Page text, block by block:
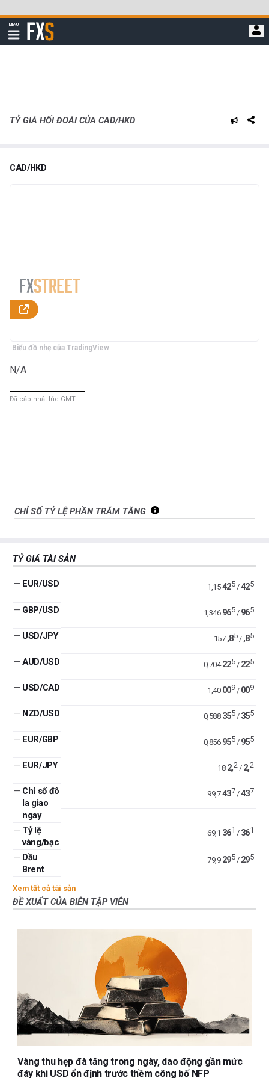
qua
đi
MENU
Hiển
thị
FXStreet
TỶ GIÁ HỐI ĐOÁI CỦA CAD/HKD
CAD/HKD
Biểu đồ nhẹ của TradingView
N/A
Đã cập nhật lúc GMT
CHỈ SỐ TỶ LỆ PHẦN TRĂM TĂNG
TỶ GIÁ TÀI SẢN
— EUR/USD 1,15 425/425
— GBP/USD 1,346 965/ 965
— USD/JPY 157 ,85/ ,85
— AUD/USD 0,704 225/ 225
— USD/CAD 1,40 009/ 009
— NZD/USD 0,588 355/ 355
— EUR/GBP 0,856 955/ 955
— EUR/JPY 18 2,2/ 2,2
— Chỉ số đô
la giao
ngay
99,7 437 /437
— Tỷ lệ
vàng/bạc
69,1 361 / 361
— Dầu
Brent
79,9 295/ 295
Xem tất cả tài sản
ĐỀ XUẤT CỦA BIÊN TẬP VIÊN
Vàng thu hẹp đà tăng trong ngày, dao động gần mức
đáy khi USD ổn định trước thềm công bố NFP